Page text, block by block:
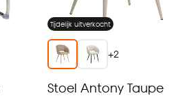
Tijdelijk uitverkocht
+2
Stoel Antony Taupe